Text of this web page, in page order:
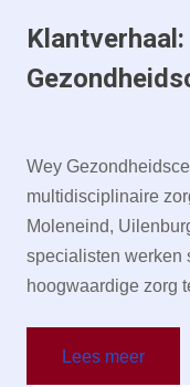
Klantverhaal:
Wey
multidisciplinaire
Moleneind,
specialisten werken
hoogwaardige zorg
Lees meer